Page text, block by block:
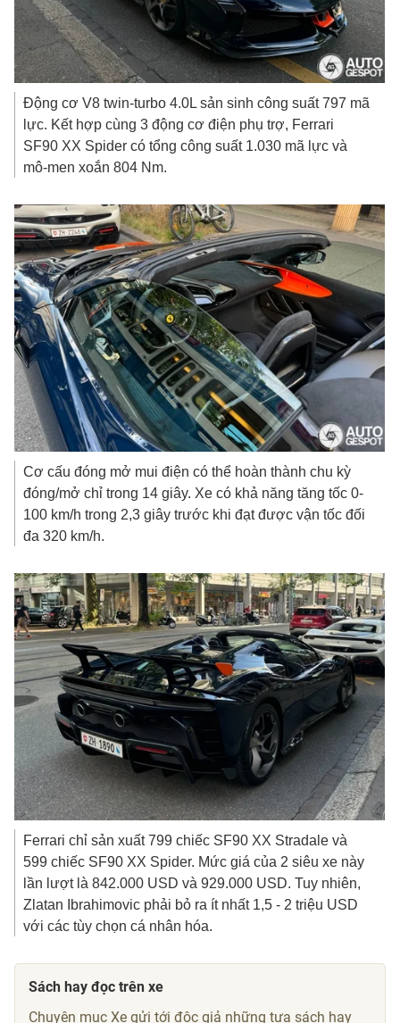
Động cơ V8 twin-turbo 4.0L sản sinh công suất 797 mã
lực. Kết hợp cùng 3 động cơ điện phụ trợ, Ferrari
SF90 XX Spider có tổng công suất 1.030 mã lực và
mô-men xoắn 804 Nm.
Cơ cấu đóng mở mui điện có thể hoàn thành chu kỳ
đóng/mở chỉ trong 14 giây. Xe có khả năng tăng tốc 0-
100 km/h trong 2,3 giây trước khi đạt được vận tốc đối
đa 320 km/h.
Ferrari chỉ sản xuất 799 chiếc SF90 XX Stradale và
599 chiếc SF90 XX Spider. Mức giá của 2 siêu xe này
lần lượt là842.000 USD và929.000 USD. Tuy nhiên,
Zlatan Ibrahimovic phải bỏ ra ít nhất 1,5 - 2 triệu USD
với các tùy chọn cá nhân hóa.
Sách hay đọc trên xe
Chuyên mục Xe gửi tới độc giả những tựa sách hay